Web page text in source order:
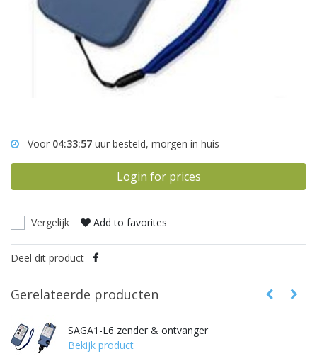
Voor 04:33:57 uur besteld, morgen in huis
Login for prices
Vergelijk Add to favorites
Deel dit product
Gerelateerde producten
SAGA1-L6 zender & ontvanger
Bekijk product